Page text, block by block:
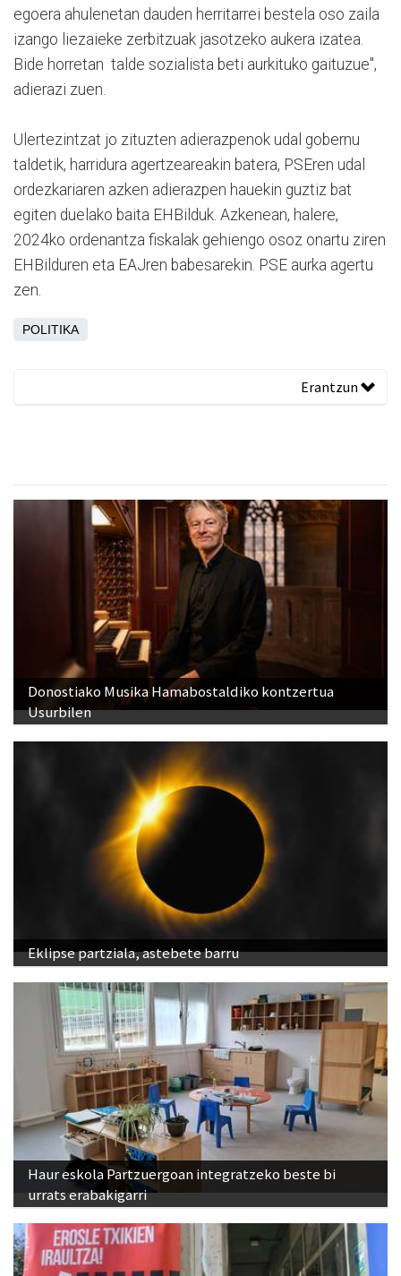
egoera ahulenetan dauden herritarrei bestela oso zaila
izango liezaieke zerbitzuak jasotzeko aukera izatea.
Bide horretan talde sozialista beti aurkituko gaituzue",
adierazi zuen.
Ulertezintzat jo zituzten adierazpenok udal gobernu
taldetik, harridura agertzeareakin batera, PSEren udal
ordezkariaren azken adierazpen hauekin guztiz bat
egiten duelako baita EHBilduk. Azkenean, halere,
2024ko ordenantza fiskalak gehiengo osoz onartu ziren
EHBilduren eta EAJren babesarekin. PSE aurka agertu
zen.
POLITIKA
Erantzun
Donostiako Musika Hamabostaldiko kontzertua
Usurbilen
Eklipse partziala, astebete barru
Haur eskola Partzuergoan integratzeko beste bi
urrats erabakigarri